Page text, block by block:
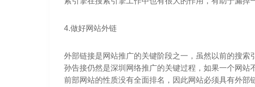
4.做好网站外链
外部链接是网站推广的关键阶段之一，虽然以前的搜
孙告接仍然是深圳网络推广的关键过程，如果一个网站
前部网站的性质没有全面排名，因此网站必须具有外